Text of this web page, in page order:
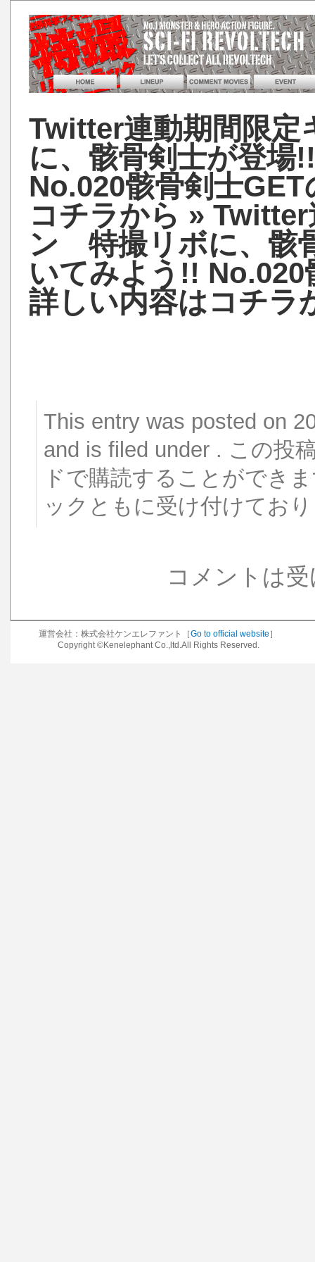
Twitter連動期間限
に、骸骨剣士が登
No.020骸骨剣士
コチラから » Twitter
ン 特撮リボに、骸
いてみよう!!
詳しい内容はコチラ
This entry was posted on
and is filed under . この投
ドで購読することができ
ックともに受け付けてお
コメントは
運営会社：株式会社ケンエレファント［Go to official website ］
Copyright ©Kenelephant Co.,ltd.All Rights Reserved.